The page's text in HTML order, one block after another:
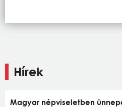
Hírek
Magyar népviseletben